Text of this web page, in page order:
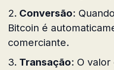
Conversão:
Bitcoin é
comerciante.
Transação: O